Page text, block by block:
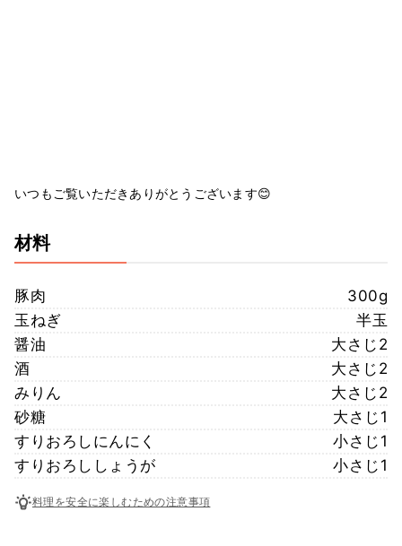
いつもご覧いただきありがとうございます😊
材料
豚肉
300g
玉ねぎ
半玉
醤油
大さじ2
酒
大さじ2
みりん
大さじ2
砂糖
大さじ1
すりおろしにんにく
小さじ1
すりおろししょうが
小さじ1
料理を安全に楽しむための注意事項